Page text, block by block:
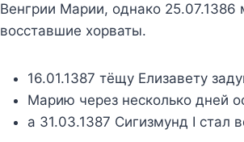
Венгрии Марии, однако
восставшие хорваты.
16.01.1387 тёщу Елизавету
Марию через несколько дней
а 31.03.1387 Сигизмунд I стал